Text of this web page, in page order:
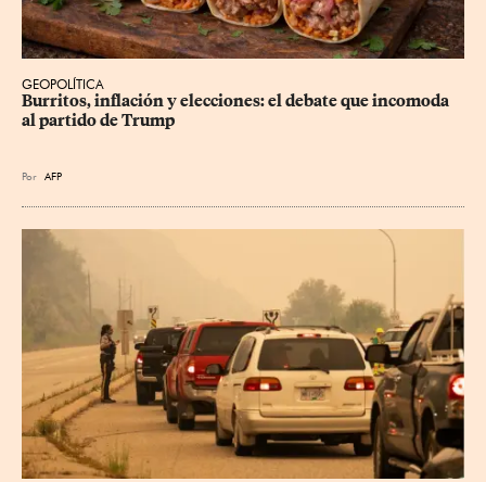
GEOPOLÍTICA
Burritos, inflación y elecciones: el debate que incomoda
al partido de Trump
Por AFP